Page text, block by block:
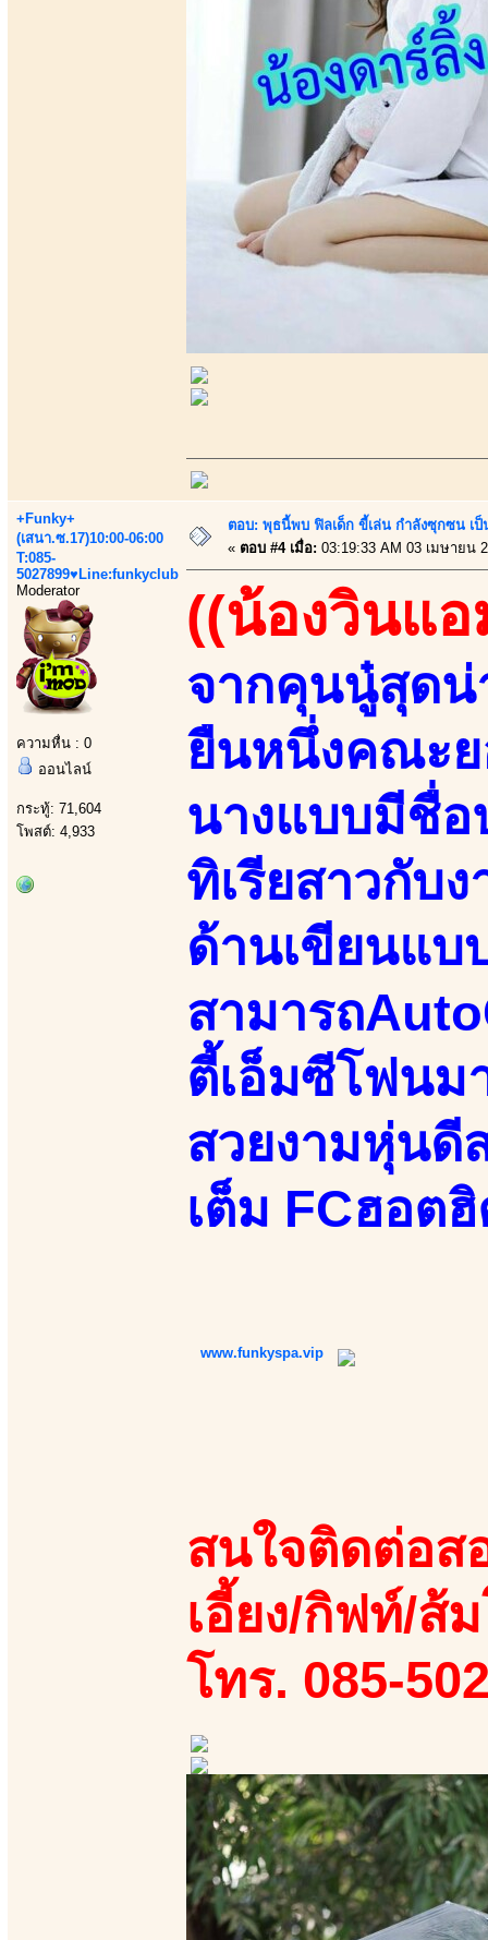
+Funky+
(เสนา.ซ.17)10:00-06:00
T:085-
5027899♥Line:funkyclub
Moderator
ความหื่น : 0
ออนไลน์
กระทู้: 71,604
โพสต์: 4,933
ตอบ: พุธนี้พบ ฟิลเด็ก ขี้เล่น กำลังซุกซน เ
« ตอบ #4 เมื่อ: 03:19:33 AM 03 เมษายน
((น้องวินแอ
จากคุนนู๋สุดน่
ยืนหนึ่งคณะย
นางแบบมีชื่อ
ทิเรียสาวกับ
ด้านเขียนแบ
สามารถ
ตี้เอ็มซีโฟนม
สวยงามหุ่นดี
เต็ม FCฮอต
www.funkyspa.vip
สนใจติดต่อส
เอี้ยง/กิฟท์/ส้
โทร. 085-